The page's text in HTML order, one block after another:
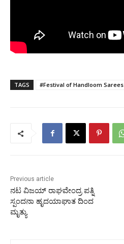
TAGS #Festival of Handloom Sarees
Previous article
ನಟ ವಿಜಯ್ ರಾಘವೇಂದ್ರ ಪತ್ನಿ
ಸ್ಪಂದನಾ ಹೃದಯಾಘಾತ ದಿಂದ
ಮೃತ್ಯು